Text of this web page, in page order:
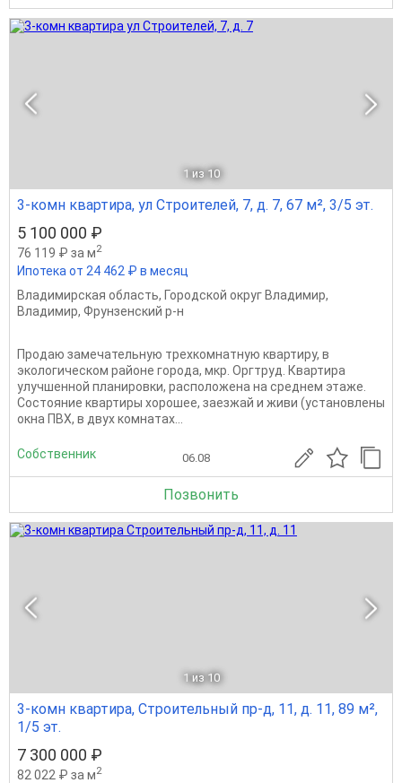
1 из 10
3-комн квартира, ул Строителей, 7, д. 7, 67 м², 3/5 эт.
5 100 000 ₽
76 119 ₽ за м2
Ипотека от 24 462 ₽ в месяц
Владимирская область, Городской округ Владимир,
Владимир, Фрунзенский р-н
Продаю замечательную трехкомнатную квартиру, в
экологическом районе города, мкр. Оргтруд. Квартира
улучшенной планировки, расположена на среднем этаже.
Состояние квартиры хорошее, заезжай и живи (установлены
окна ПВХ, в двух комнатах...
Собственник 06.08
Позвонить
1 из 10
3-комн квартира, Строительный пр-д, 11, д. 11, 89 м²,
1/5 эт.
7 300 000 ₽
82 022 ₽ за м2